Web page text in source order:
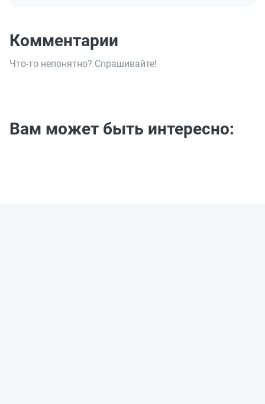
Комментарии
Что-то непонятно? Спрашивайте!
Вам может быть интересно: